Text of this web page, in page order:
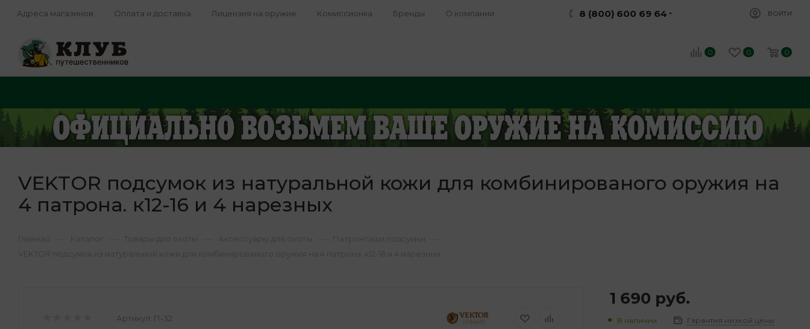
Адреса магазинов Оплата и доставка Лицензия на оружие Комиссионка Бренды О компании 8 (800) 600 69 64 ВОЙТИ
0 0 0
VEKTOR подсумок из натуральной кожи для комбинированого оружия на
4 патрона. к12-16 и 4 нарезных
Артикул: П-32
1 690 руб.
В наличии Гарантия низкой цены